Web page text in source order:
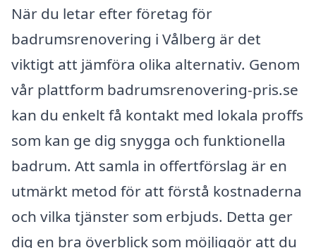
När du letar efter företag för
badrumsrenovering i Vålberg är det
viktigt att jämföra olika alternativ. Genom
vår plattform badrumsrenovering-pris.se
kan du enkelt få kontakt med lokala proffs
som kan ge dig snygga och funktionella
badrum. Att samla in offertförslag är en
utmärkt metod för att förstå kostnaderna
och vilka tjänster som erbjuds. Detta ger
dig en bra överblick som möjliggör att du